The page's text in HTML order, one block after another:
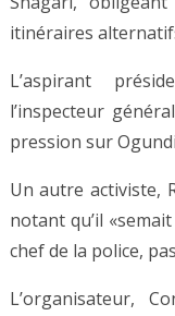
itinéraires
L’aspirant
l’inspecteur
pression sur
Un autre activiste,
notant qu’il
chef de la police,
L’organisateur,